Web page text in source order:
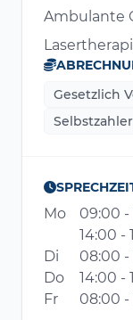
Ambulante
Gesetzlich
Selbstzahler
Mo
09:00 -
14:00 -
Di
08:00 -
Do
14:00 -
Fr
08:00 -